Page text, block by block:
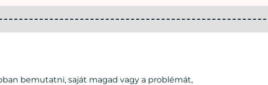
bemutatni, saját magad vagy a problémát,